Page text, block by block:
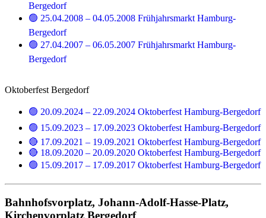
Bergedorf
🟢 25.04.2008 – 04.05.2008 Frühjahrsmarkt Hamburg-
Bergedorf
🟢 27.04.2007 – 06.05.2007 Frühjahrsmarkt Hamburg-
Bergedorf
Oktoberfest Bergedorf
🟢 20.09.2024 – 22.09.2024 Oktoberfest Hamburg-Bergedorf
🟢 15.09.2023 – 17.09.2023 Oktoberfest Hamburg-Bergedorf
🔴 17.09.2021 – 19.09.2021 Oktoberfest Hamburg-Bergedorf
🔴 18.09.2020 – 20.09.2020 Oktoberfest Hamburg-Bergedorf
🟢 15.09.2017 – 17.09.2017 Oktoberfest Hamburg-Bergedorf
Bahnhofsvorplatz, Johann-Adolf-Hasse-Platz,
Kirchenvorplatz Bergedorf